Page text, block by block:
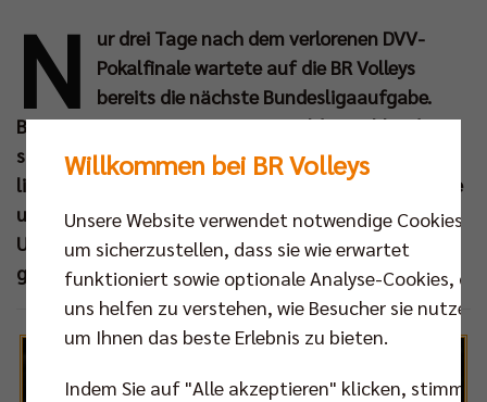
N
ur drei Tage nach dem verlorenen DVV-
Pokalfinale wartete auf die BR Volleys
bereits die nächste Bundesligaaufgabe.
Beim 3:0-Heimsieg gegen CV Mitteldeutschland
spielten sich die Berliner ihren Frust von der Seele,
ließen den Gästen aus Sachsen-Anhalt keine Chance
und wahrten ihre Chance auf die Tabellenspitze.
Unser Internet.TV-MagazinBEST OF FIVEfasst das
gestrige Match zusammen.
Willkommen bei BR Volleys
Unsere Website verwendet notwendige Cookies,
um sicherzustellen, dass sie wie erwartet
funktioniert sowie optionale Analyse-Cookies, die
uns helfen zu verstehen, wie Besucher sie nutzen,
um Ihnen das beste Erlebnis zu bieten.
Indem Sie auf "Alle akzeptieren" klicken, stimmen